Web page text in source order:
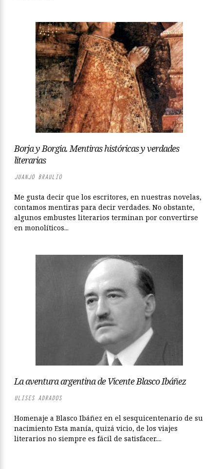
Borja y Borgia. Mentiras históricas y verdades
literarias
JUANJO BRAULIO
Me gusta decir que los escritores, en nuestras novelas,
contamos mentiras para decir verdades. No obstante,
algunos embustes literarios terminan por convertirse
en monolíticos...
La aventura argentina de Vicente Blasco Ibáñez
ULISES ADRADOS
Homenaje a Blasco Ibáñez en el sesquicentenario de su
nacimiento Esta manía, quizá vicio, de los viajes
literarios no siempre es fácil de satisfacer....